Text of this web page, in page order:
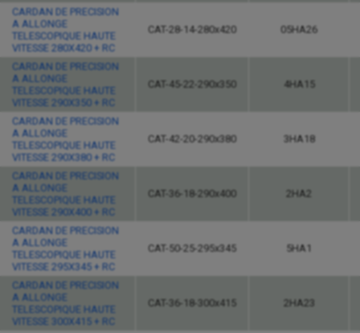
CARDAN DE PRECISION
A ALLONGE
TELESCOPIQUE HAUTE
VITESSE 280X420 + RC
CAT-28-14-280x420 05HA26
CARDAN DE PRECISION
A ALLONGE
TELESCOPIQUE HAUTE
VITESSE 290X350 + RC
CAT-45-22-290x350 4HA15
CARDAN DE PRECISION
A ALLONGE
TELESCOPIQUE HAUTE
VITESSE 290X380 + RC
CAT-42-20-290x380 3HA18
CARDAN DE PRECISION
A ALLONGE
TELESCOPIQUE HAUTE
VITESSE 290X400 + RC
CAT-36-18-290x400 2HA2
CARDAN DE PRECISION
A ALLONGE
TELESCOPIQUE HAUTE
VITESSE 295X345 + RC
CAT-50-25-295x345 5HA1
CARDAN DE PRECISION
A ALLONGE
TELESCOPIQUE HAUTE
VITESSE 300X415 + RC
CAT-36-18-300x415 2HA23